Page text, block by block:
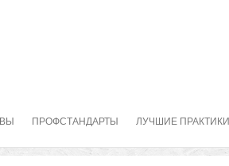
ПРОФСТАНДАРТЫ ЛУЧШИЕ ПРАКТИКИ